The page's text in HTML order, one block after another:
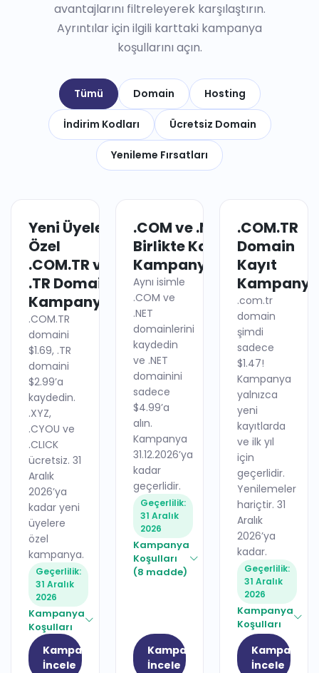
avantajlarını filtreleyerek karşılaştırın.
Ayrıntılar için ilgili karttaki kampanya
koşullarını açın.
Tümü Domain Hosting
İndirim Kodları Ücretsiz Domain
Yenileme Fırsatları
Yeni Üyelere
Özel
.COM.TR ve
.TR Domain
Kampanyası
DOMAIN
.COM.TR
domaini
$1.69, .TR
domaini
$2.99’a
kaydedin.
.XYZ,
.CYOU ve
.CLICK
ücretsiz. 31
Aralık
2026’ya
kadar yeni
üyelere
özel
kampanya.
Geçerlilik:
31 Aralık
2026
Kampanya
Koşulları
Kampanyayı
İncele
.COM ve .NET
Birlikte Kayıt
Kampanyası
DOMAIN
Aynı isimle
.COM ve
.NET
domainlerini
kaydedin
ve .NET
domainini
sadece
$4.99’a
alın.
Kampanya
31.12.2026’ya
kadar
geçerlidir.
Geçerlilik:
31 Aralık
2026
Kampanya
Koşulları
(8 madde)
Kampanyayı
İncele
.COM.TR
Domain
Kayıt
.com.tr
domain
şimdi
sadece
$1.47!
Kampanya
yalnızca
yeni
kayıtlarda
ve ilk yıl
için
geçerlidir.
Yenilemeler
hariçtir. 31
Aralık
2026’ya
kadar.
Geçerlilik:
31 Aralık
2026
Kampanya
Koşulları
İncele